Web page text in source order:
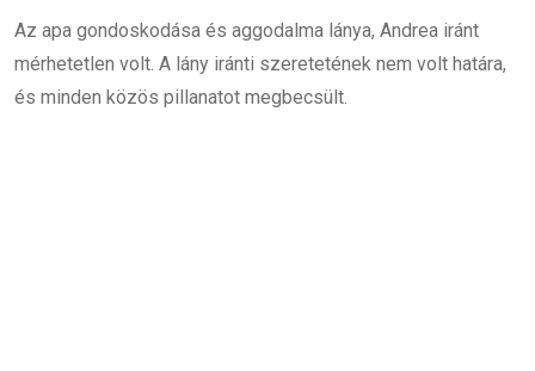
Az apa gondoskodása és aggodalma lánya, Andrea iránt
mérhetetlen volt. A lány iránti szeretetének nem volt határa,
és minden közös pillanatot megbecsült.